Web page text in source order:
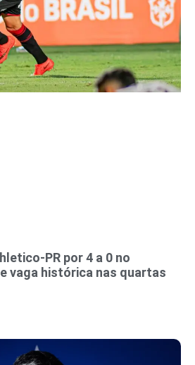
PR por 4 a 0 no
vaga histórica nas quartas